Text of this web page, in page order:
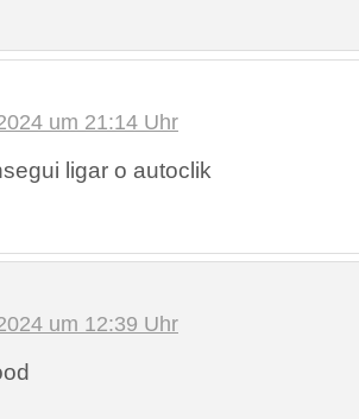
um 21:14 Uhr
ligar o autoclik
um 12:39 Uhr